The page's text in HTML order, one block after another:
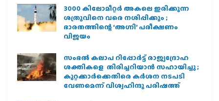
3000 കിലോമീറ്റർ അകലെ ഇരിക്കുന്ന
ശത്രുവിനെ വരെ നശിപ്പിക്കും ;
ഭാരതത്തിന്റെ ‘അഗ്നി’ പരീക്ഷണം
വിജയം
സംഭൽ കലാപ റിപ്പോർട്ട് രാജ്യദ്രോഹ
ശക്തികളെ തിരിച്ചറിയാൻ സഹായിച്ചു ;
കുറ്റക്കാർക്കെതിരെ കർശന നടപടി
വേണമെന്ന് വിശ്വഹിന്ദു പരിഷത്ത്